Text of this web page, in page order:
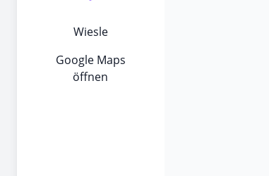
Wiesle
Google Maps
öffnen